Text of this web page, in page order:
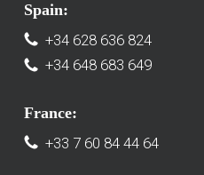
Spain:
+34 628 636 824
+34 648 683 649
France:
+33 7 60 84 44 64